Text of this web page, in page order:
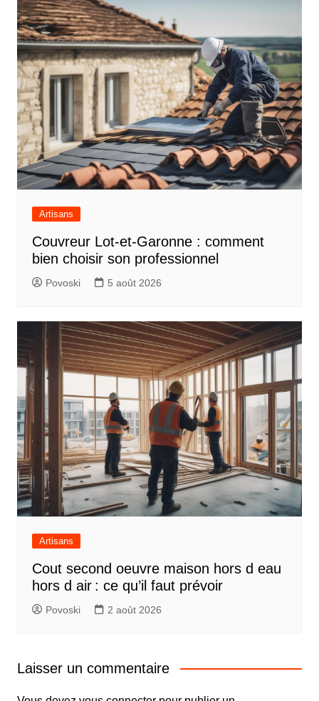
Artisans
Couvreur Lot-et-Garonne : comment
bien choisir son professionnel
Povoski 5 août 2026
Artisans
Cout second oeuvre maison hors d eau
hors d air : ce qu’il faut prévoir
Povoski 2 août 2026
Laisser un commentaire